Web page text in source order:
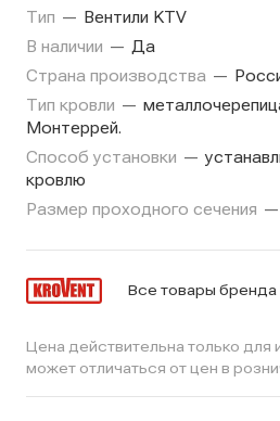
Тип — Вентили KTV
В наличии — Да
Страна производства —
Тип кровли —
Монтеррей.
Способ установки —
кровлю
Размер проходного сечения —
Все товары бренда
Цена действительна только для
может отличаться от цен в